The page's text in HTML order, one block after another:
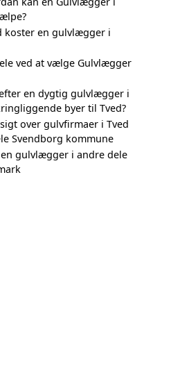
koster en gulvlægger i
ved at vælge Gulvlægger
en dygtig gulvlægger i
byer til Tved?
over gulvfirmaer i Tved
Svendborg kommune
en gulvlægger i andre dele